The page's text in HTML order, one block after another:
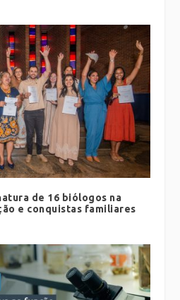
de 16 biólogos na
e conquistas familiares